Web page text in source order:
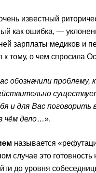
известный
как ошибка, —
зарплаты медиков и
к тому, о чем спросила
обозначили проблему,
и для Вас поговорить
чём дело…».
называется
случае это готовность
до уровня